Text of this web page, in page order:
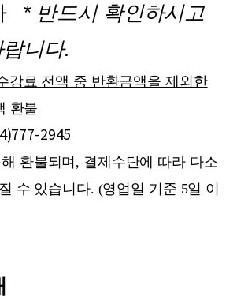
* 반드시 확인하시고
니다.
강료 전액 중 반환금액을 제외한
환불
2945
환불되며, 결제수단에 따라 다소
수 있습니다. (영업일 기준 5일 이